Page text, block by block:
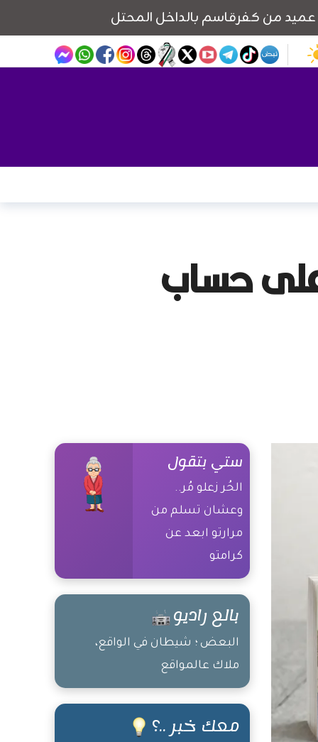
على حساب
ستي بتقول
الحُر زعلو مُر..
وعشان تسلم من
مرارتو ابعد عن
كرامتو
بالع راديو
البعض ؛ شيطان في الواقع،
ملاك عالمواقع
معك خبر ..؟